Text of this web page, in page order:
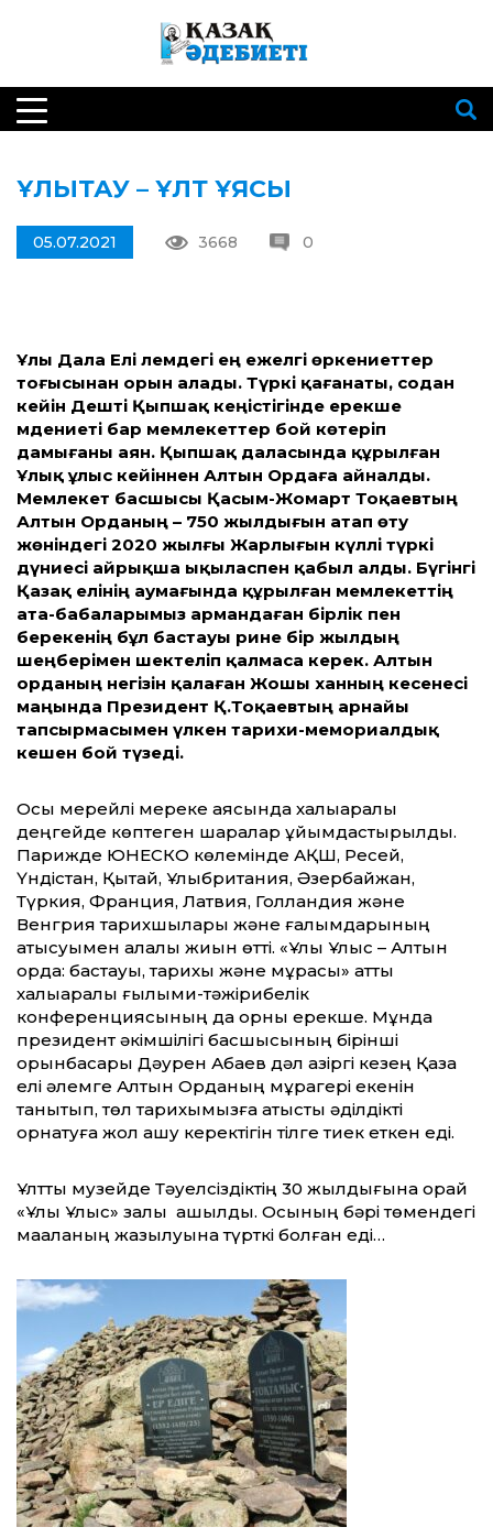
ҰЛЫТАУ – ҰЛТ ҰЯСЫ
05.07.2021 3668 0
Ұлы Дала Елі әлемдегі ең ежелгі өркениеттер
тоғысынан орын алады. Түркі қағанаты, содан
кейін Дешті Қыпшақ кеңістігінде ерекше
мәдениеті бар мемлекеттер бой көтеріп
дамығаны аян. Қыпшақ даласында құрылған
Ұлық ұлыс кейіннен Алтын Ордаға айналды.
Мемлекет басшысы Қасым-Жомарт Тоқаевтың
Алтын Орданың – 750 жылдығын атап өту
жөніндегі 2020 жылғы Жарлығын күллі түркі
дүниесі айрықша ықыласпен қабыл алды. Бүгінгі
Қазақ елінің аумағында құрылған мемлекеттің
ата-бабаларымыз армандаған бірлік пен
берекенің бұл бастауы әрине бір жылдың
шеңберімен шектеліп қалмаса керек. Алтын
орданың негізін қалаған Жошы ханның кесенесі
маңында Президент Қ.Тоқаевтың арнайы
тапсырмасымен үлкен тарихи-мемориалдық
кешен бой түзеді.
Осы мерейлі мереке аясында халықаралық
деңгейде көптеген шаралар ұйымдастырылды.
Парижде ЮНЕСКО көлемінде АҚШ, Ресей,
Үндістан, Қытай, Ұлыбритания, Әзербайжан,
Түркия, Франция, Латвия, Голландия және
Венгрия тарихшылары және ғалымдарының
қатысуымен алқалы жиын өтті. «Ұлық Ұлыс – Алтын
орда: бастауы, тарихы және мұрасы» атты
халықаралық ғылыми-тәжірибелік
конференциясының да орны ерекше. Мұнда
президент әкімшілігі басшысының бірінші
орынбасары Дәурен Абаев дәл қазіргі кезең Қазақ
елі әлемге Алтын Орданың мұрагері екенін
танытып, төл тарихымызға қатысты әділдікті
орнатуға жол ашу керектігін тілге тиек еткен еді.
Ұлттық музейде Тәуелсіздіктің 30 жылдығына орай
«Ұлық Ұлыс» залы ашылды. Осының бәрі төмендегі
мақаланың жазылуына түрткі болған еді…